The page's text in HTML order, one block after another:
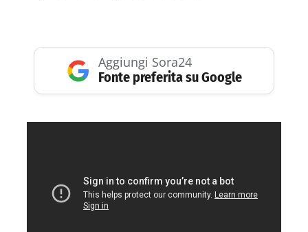
Aggiungi Sora24
Fonte preferita su Google